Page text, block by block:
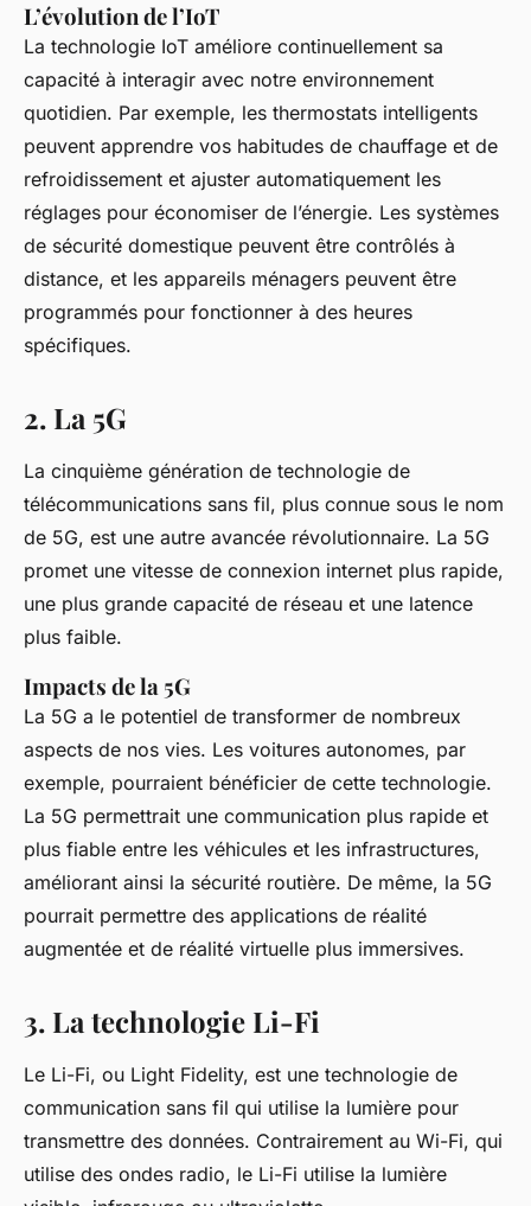
L’évolution de l’IoT
La technologie IoT améliore continuellement sa
capacité à interagir avec notre environnement
quotidien. Par exemple, les thermostats intelligents
peuvent apprendre vos habitudes de chauffage et de
refroidissement et ajuster automatiquement les
réglages pour économiser de l’énergie. Les systèmes
de sécurité domestique peuvent être contrôlés à
distance, et les appareils ménagers peuvent être
programmés pour fonctionner à des heures
spécifiques.
2. La 5G
La cinquième génération de technologie de
télécommunications sans fil, plus connue sous le nom
de 5G, est une autre avancée révolutionnaire. La 5G
promet une vitesse de connexion internet plus rapide,
une plus grande capacité de réseau et une latence
plus faible.
Impacts de la 5G
La 5G a le potentiel de transformer de nombreux
aspects de nos vies. Les voitures autonomes, par
exemple, pourraient bénéficier de cette technologie.
La 5G permettrait une communication plus rapide et
plus fiable entre les véhicules et les infrastructures,
améliorant ainsi la sécurité routière. De même, la 5G
pourrait permettre des applications de réalité
augmentée et de réalité virtuelle plus immersives.
3. La technologie Li-Fi
Le Li-Fi, ou Light Fidelity, est une technologie de
communication sans fil qui utilise la lumière pour
transmettre des données. Contrairement au Wi-Fi, qui
utilise des ondes radio, le Li-Fi utilise la lumière